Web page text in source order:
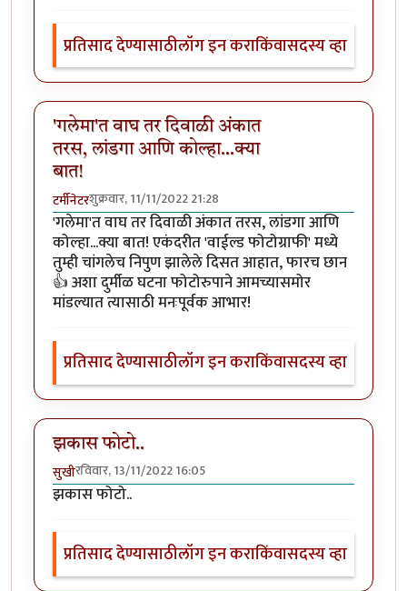
प्रतिसाद देण्यासाठीलॉग इन कराकिंवासदस्य व्हा
'गलेमा'त वाघ तर दिवाळी अंकात
तरस, लांडगा आणि कोल्हा...क्या
बात!
टर्मीनेटरशुक्रवार, 11/11/2022 21:28
'गलेमा'त वाघ तर दिवाळी अंकात तरस, लांडगा आणि
कोल्हा...क्या बात! एकंदरीत 'वाईल्ड फोटोग्राफी' मध्ये
तुम्ही चांगलेच निपुण झालेले दिसत आहात, फारच छान
👍 अशा दुर्मीळ घटना फोटोरुपाने आमच्यासमोर
मांडल्यात त्यासाठी मनःपूर्वक आभार!
प्रतिसाद देण्यासाठीलॉग इन कराकिंवासदस्य व्हा
झकास फोटो..
सुखीरविवार, 13/11/2022 16:05
झकास फोटो..
प्रतिसाद देण्यासाठीलॉग इन कराकिंवासदस्य व्हा